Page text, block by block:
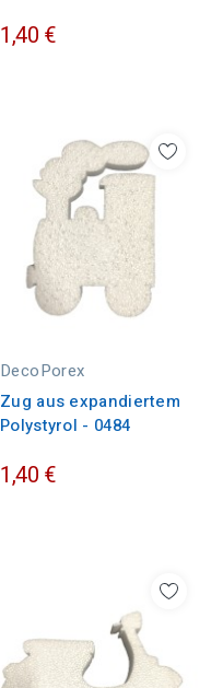
1,40 €
DecoPorex
Zug aus expandiertem
Polystyrol - 0484
1,40 €